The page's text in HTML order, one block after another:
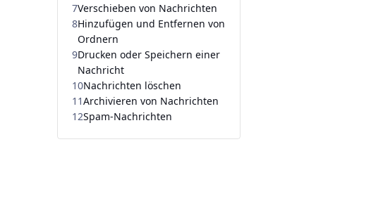
7Verschieben von Nachrichten
8Hinzufügen und Entfernen von
Ordnern
9Drucken oder Speichern einer
Nachricht
10Nachrichten löschen
11Archivieren von Nachrichten
12Spam-Nachrichten